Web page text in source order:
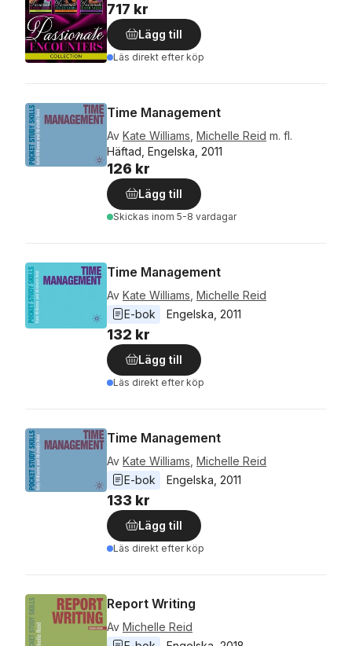
717 kr
Lägg till
Läs direkt efter köp
Time Management
Av Kate Williams Michelle Reid m. fl.
Häftad, Engelska, 2011
126 kr
Lägg till
Skickas inom 5-8 vardagar
Time Management
Av Kate Williams Michelle Reid
E-bok
Engelska 2011
132 kr
Lägg till
Läs direkt efter köp
Time Management
Av Kate Williams Michelle Reid
E-bok
Engelska 2011
133 kr
Lägg till
Läs direkt efter köp
Report Writing
Av Michelle Reid